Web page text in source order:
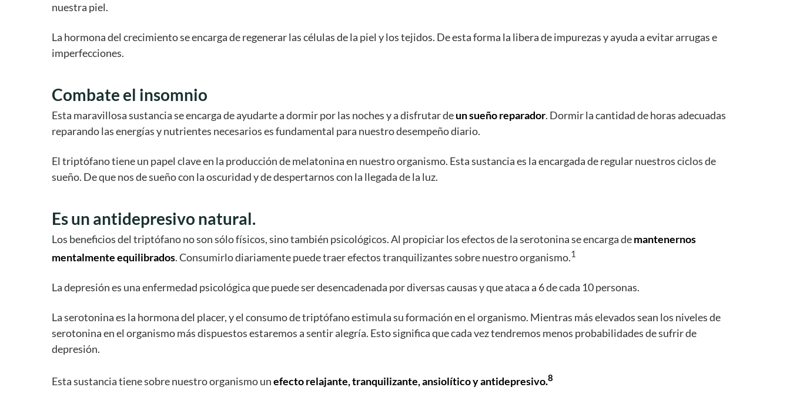
nuestra piel.
La hormona del crecimiento se encarga de regenerar las células de la piel y los tejidos. De esta forma la libera de impurezas y ayuda a evitar arrugas e
imperfecciones.
Combate el insomnio
Esta maravillosa sustancia se encarga de ayudarte a dormir por las noches y a disfrutar deun sueño reparador. Dormir la cantidad de horas adecuadas
reparando las energías y nutrientes necesarios es fundamental para nuestro desempeño diario.
El triptófano tiene un papel clave en la producción de melatonina en nuestro organismo. Esta sustancia es la encargada de regular nuestros ciclos de
sueño. De que nos de sueño con la oscuridad y de despertarnos con la llegada de la luz.
Es un antidepresivo natural.
Los beneficios del triptófano no son sólo físicos, sino también psicológicos. Al propiciar los efectos de la serotonina se encarga demantenernos
mentalmente equilibrados. Consumirlo diariamente puede traer efectos tranquilizantes sobre nuestro organismo.1
La depresión es una enfermedad psicológica que puede ser desencadenada por diversas causas y que ataca a 6 de cada 10 personas.
La serotonina es la hormona del placer, y el consumo de triptófano estimula su formación en el organismo. Mientras más elevados sean los niveles de
serotonina en el organismo más dispuestos estaremos a sentir alegría. Esto significa que cada vez tendremos menos probabilidades de sufrir de
depresión.
Esta sustancia tiene sobre nuestro organismo unefecto relajante, tranquilizante, ansiolíticoy antidepresivo.8